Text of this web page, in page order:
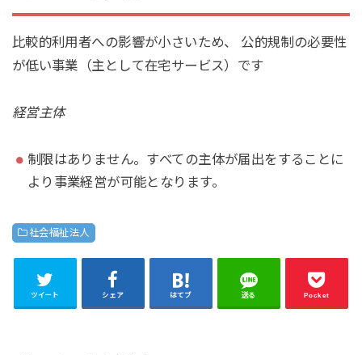
比較的利用者への影響が小さいため、 公的規制の必要性
が低い事業（主として在宅サービス）です
経営主体
制限はありません。すべての主体が届出をすることに
より事業経営が可能となります。
社会福祉法人
ツイート シェア はてブ 送る Pocket